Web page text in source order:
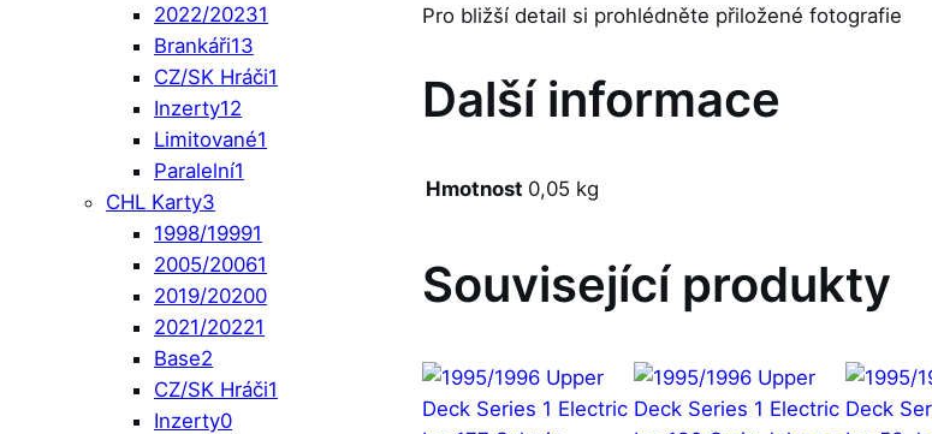
2022/20231
Brankáři13
CZ/SK Hráči1
Inzerty12
Limitované1
Paralelní1
CHL Karty3
1998/19991
2005/20061
2019/20200
2021/20221
Base2
CZ/SK Hráči1
Inzerty0
Pro bližší detail si prohlédněte přiložené fotografie
Další informace
Hmotnost 0,05 kg
Související produkty